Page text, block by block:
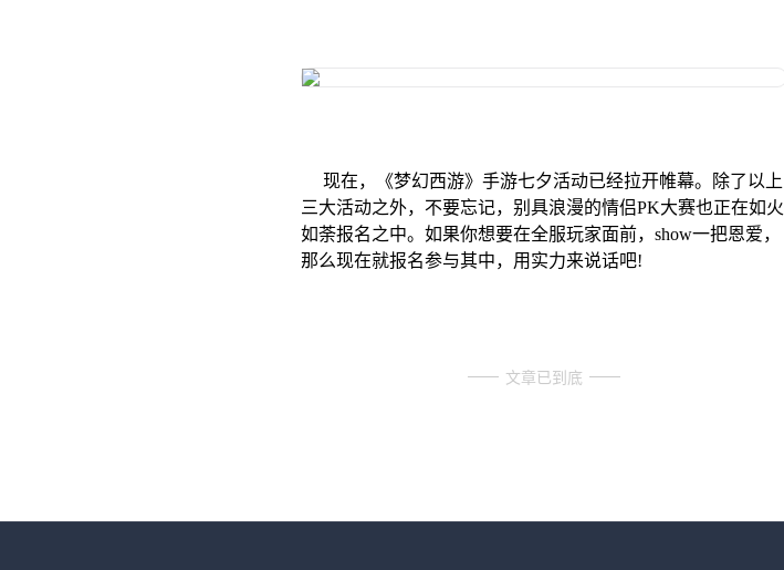
现在，《梦幻西游》手游七夕活动已经拉开帷幕。除了以上
三大活动之外，不要忘记，别具浪漫的情侣PK大赛也正在如火
如荼报名之中。如果你想要在全服玩家面前，show一把恩爱，
那么现在就报名参与其中，用实力来说话吧!
文章已到底